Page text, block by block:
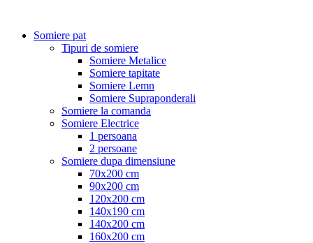
Somiere pat
Tipuri de somiere
Somiere Metalice
Somiere tapitate
Somiere Lemn
Somiere Supraponderali
Somiere la comanda
Somiere Electrice
1 persoana
2 persoane
Somiere dupa dimensiune
70x200 cm
90x200 cm
120x200 cm
140x190 cm
140x200 cm
160x200 cm